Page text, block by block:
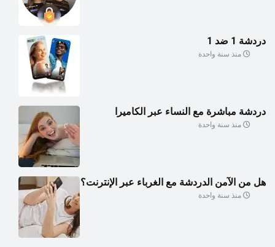
دردشة 1 ضد 1
منذ سنة واحدة
دردشة مباشرة مع النساء عبر الكاميرا
منذ سنة واحدة
هل من الآمن الدردشة مع الغرباء عبر الإنترنت؟
منذ سنة واحدة